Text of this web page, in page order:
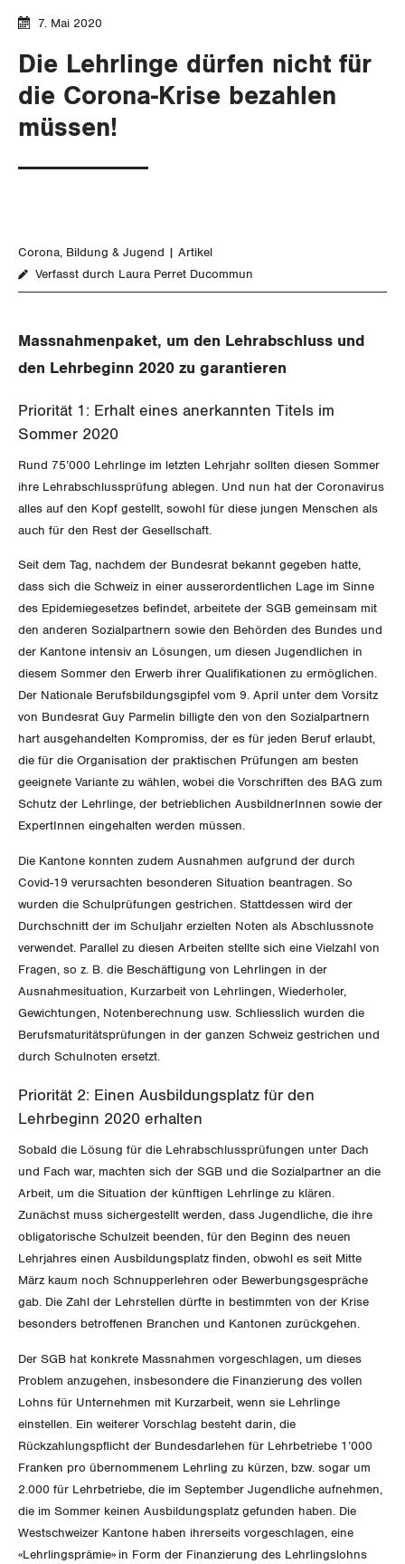
Gewerkschaftsrechte
Arbeitssicherheit und Gesundheitsschutz
Überbrückungsleistung
Ergänzungsleistungen
Verkehr
Post
Energie und Umwelt
Gleichstellung von Frauen und Männern
BILDUNG & JUGEND
MIGRATION
Schweiz
LOHNRECHNER
NEWSLETTER
BROSCHÜREN/BÜCHER
Bestellformular
DER SGB
Präsidialausschuss
Feministische Kommission
ZENTRALSEKRETARIAT
KANTONALE BÜNDE
Beide Basel
Bern
Freiburg
Luzern
Neuenburg
Nidwalden
Obwalden
Schwyz
Solothurn
Tessin
Thurgau
Uri
Zug
Zürich
ANGESCHLOSSENE VERBÄNDE
OFFENE STELLEN
AGENDA
Medien
Publikationen
Artikel
Medienmitteilungen
Vernehmlassungen
Bücher/Broschüren
Blog Daniel Lampart
Der Europa-Blog
Kontakt
7. Mai 2020
Die Lehrlinge dürfen nicht für
die Corona-Krise bezahlen
müssen!
Corona Bildung & Jugend
Artikel
Verfasst durch Laura Perret Ducommun
Massnahmenpaket, um den Lehrabschluss und
den Lehrbeginn 2020 zu garantieren
Priorität 1: Erhalt eines anerkannten Titels im
Sommer 2020
Rund 75’000 Lehrlinge im letzten Lehrjahr sollten diesen Sommer
ihre Lehrabschlussprüfung ablegen. Und nun hat der Coronavirus
alles auf den Kopf gestellt, sowohl für diese jungen Menschen als
auch für den Rest der Gesellschaft.
Seit dem Tag, nachdem der Bundesrat bekannt gegeben hatte,
dass sich die Schweiz in einer ausserordentlichen Lage im Sinne
des Epidemiegesetzes befindet, arbeitete der SGB gemeinsam mit
den anderen Sozialpartnern sowie den Behörden des Bundes und
der Kantone intensiv an Lösungen, um diesen Jugendlichen in
diesem Sommer den Erwerb ihrer Qualifikationen zu ermöglichen.
Der Nationale Berufsbildungsgipfel vom 9. April unter dem Vorsitz
von Bundesrat Guy Parmelin billigte den von den Sozialpartnern
hart ausgehandelten Kompromiss, der es für jeden Beruf erlaubt,
die für die Organisation der praktischen Prüfungen am besten
geeignete Variante zu wählen, wobei die Vorschriften des BAG zum
Schutz der Lehrlinge, der betrieblichen AusbildnerInnen sowie der
ExpertInnen eingehalten werden müssen.
Die Kantone konnten zudem Ausnahmen aufgrund der durch
Covid-19 verursachten besonderen Situation beantragen. So
wurden die Schulprüfungen gestrichen. Stattdessen wird der
Durchschnitt der im Schuljahr erzielten Noten als Abschlussnote
verwendet. Parallel zu diesen Arbeiten stellte sich eine Vielzahl von
Fragen, so z. B. die Beschäftigung von Lehrlingen in der
Ausnahmesituation, Kurzarbeit von Lehrlingen, Wiederholer,
Gewichtungen, Notenberechnung usw. Schliesslich wurden die
Berufsmaturitätsprüfungen in der ganzen Schweiz gestrichen und
durch Schulnoten ersetzt.
Priorität 2: Einen Ausbildungsplatz für den
Lehrbeginn 2020 erhalten
Sobald die Lösung für die Lehrabschlussprüfungen unter Dach
und Fach war, machten sich der SGB und die Sozialpartner an die
Arbeit, um die Situation der künftigen Lehrlinge zu klären.
Zunächst muss sichergestellt werden, dass Jugendliche, die ihre
obligatorische Schulzeit beenden, für den Beginn des neuen
Lehrjahres einen Ausbildungsplatz finden, obwohl es seit Mitte
März kaum noch Schnupperlehren oder Bewerbungsgespräche
gab. Die Zahl der Lehrstellen dürfte in bestimmten von der Krise
besonders betroffenen Branchen und Kantonen zurückgehen.
Der SGB hat konkrete Massnahmen vorgeschlagen, um dieses
Problem anzugehen, insbesondere die Finanzierung des vollen
Lohns für Unternehmen mit Kurzarbeit, wenn sie Lehrlinge
einstellen. Ein weiterer Vorschlag besteht darin, die
Rückzahlungspflicht der Bundesdarlehen für Lehrbetriebe 1’000
Franken pro übernommenem Lehrling zu kürzen, bzw. sogar um
2.000 für Lehrbetriebe, die im September Jugendliche aufnehmen,
die im Sommer keinen Ausbildungsplatz gefunden haben. Die
Westschweizer Kantone haben ihrerseits vorgeschlagen, eine
«Lehrlingsprämie» in Form der Finanzierung des Lehrlingslohns